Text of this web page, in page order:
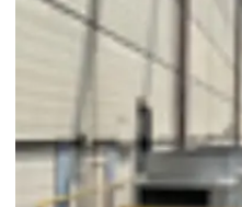
Câmaras frigoríficas fabricantes
Câmaras frigoríficas para frutas
Câmaras frigoríficas de grande porte
Câmaras frigoríficas horizontais
Câmaras frigoríficas para hortaliças